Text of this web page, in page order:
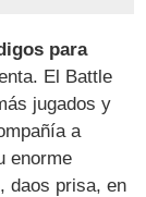
para
El Battle
jugados y
a
enorme
daos prisa, en